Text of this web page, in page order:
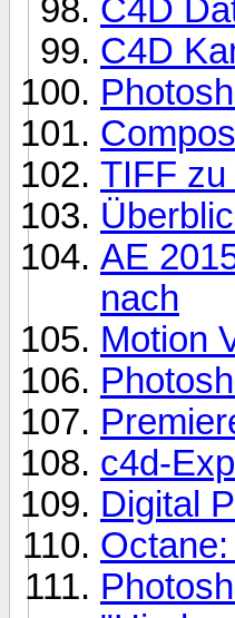
C4D
C4D
TIFF
AE
nach
Motion
c4d-
Digital